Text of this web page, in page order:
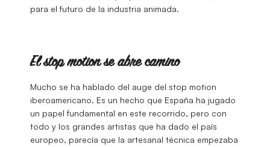
para el futuro de la industria animada.
El stop motion se abre camino
Mucho se ha hablado del auge del stop motion
iberoamericano. Es un hecho que España ha jugado
un papel fundamental en este recorrido, pero con
todo y los grandes artistas que ha dado el país
europeo, parecía que la artesanal técnica empezaba